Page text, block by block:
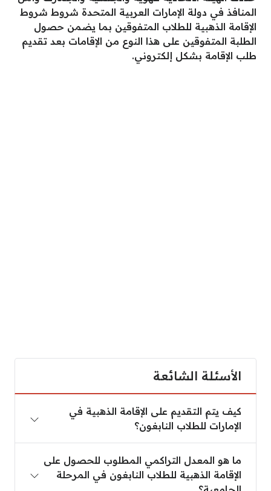
المنافذ في دولة الإمارات العربية المتحدة شروط شروط
الإقامة الذهبية للطلاب المتفوقين بما يضمن حصول
الطلبة المتفوقين على هذا النوع من الإقامات بعد تقديم
طلب الإقامة بشكل إلكتروني.
الأسئلة الشائعة
كيف يتم التقديم على الإقامة الذهبية في
الإمارات للطلاب النابغون؟
ما هو المعدل التراكمي المطلوب للحصول على
الإقامة الذهبية للطلاب النابغون في المرحلة